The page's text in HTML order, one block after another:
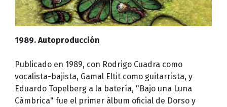
1989. Autoproducción
Publicado en 1989, con Rodrigo Cuadra como
vocalista-bajista, Gamal Eltit como guitarrista, y
Eduardo Topelberg a la batería, "Bajo una Luna
Cámbrica" fue el primer álbum oficial de Dorso y